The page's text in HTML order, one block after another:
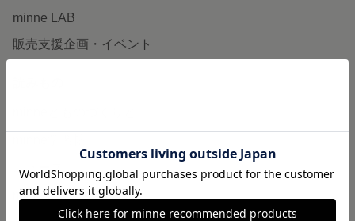
minne LAB
販売支援企画・イベント
ニュース
minneの本